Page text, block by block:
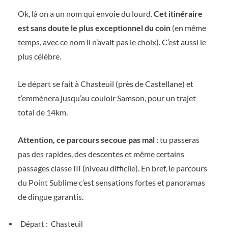
Ok, là on a un nom qui envoie du lourd.Cet itinéraire
est sans doute le plus exceptionnel du coin (en même
temps, avec ce nom il n’avait pas le choix). C’est aussi le
plus célèbre.
Le départ se fait à Chasteuil (près de Castellane) et
t’emmènera jusqu’au couloir Samson, pour un trajet
total de 14km.
Attention, ce parcours secoue pas mal : tu passeras
pas des rapides, des descentes et même certains
passages classe III (niveau difficile). En bref, le parcours
du Point Sublime c’est sensations fortes et panoramas
de dingue garantis.
Départ : Chasteuil